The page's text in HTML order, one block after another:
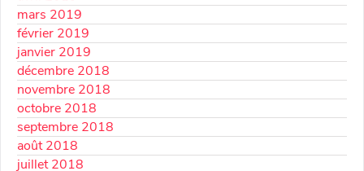
mars 2019
février 2019
janvier 2019
décembre 2018
novembre 2018
octobre 2018
septembre 2018
août 2018
juillet 2018